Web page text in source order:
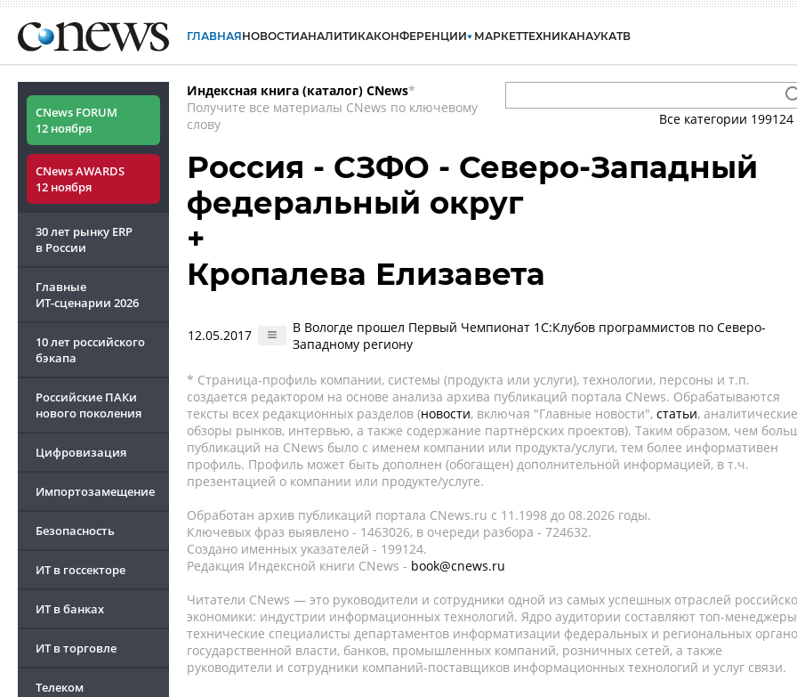
ГЛАВНАЯНОВОСТИАНАЛИТИКАКОНФЕРЕНЦИИ МАРКЕТТЕХНИКАНАУКАТВ
CNews FORUM
12 ноября
CNews AWARDS
12 ноября
30 лет рынку ERP
в России
Главные
ИТ-сценарии 2026
10 лет российского
бэкапа
Российские ПАКи
нового поколения
Цифровизация
Импортозамещение
Безопасность
ИТ в госсекторе
ИТ в банках
ИТ в торговле
Телеком
Индексная книга (каталог) CNews*
Получите все материалы CNews по ключевому
слову
Все категории 199124
Россия - СЗФО - Северо-Западный
федеральный округ
+
Кропалева Елизавета
12.05.2017
В Вологде прошел Первый Чемпионат 1С:Клубов программистов по Северо-
Западному региону
* Страница-профиль компании, системы (продукта или услуги), технологии, персоны и т.п.
создается редактором на основе анализа архива публикаций портала CNews. Обрабатываются
тексты всех редакционных разделов (новости, включая "Главные новости", статьи, аналитические
обзоры рынков, интервью, а также содержание партнёрских проектов). Таким образом, чем
публикаций на CNews было с именем компании или продукта/услуги, тем более информативен
профиль. Профиль может быть дополнен (обогащен) дополнительной информацией, в т.ч.
презентацией о компании или продукте/услуге.
Обработан архив публикаций портала CNews.ru c 11.1998 до 08.2026 годы.
Ключевых фраз выявлено - 1463026, в очереди разбора - 724632.
Создано именных указателей - 199124.
Редакция Индексной книги CNews - book@cnews.ru
Читатели CNews — это руководители и сотрудники одной из самых успешных отраслей
экономики: индустрии информационных технологий. Ядро аудитории составляют топ-
технические специалисты департаментов информатизации федеральных и региональных
государственной власти, банков, промышленных компаний, розничных сетей, а также
руководители и сотрудники компаний-поставщиков информационных технологий и услуг связи.